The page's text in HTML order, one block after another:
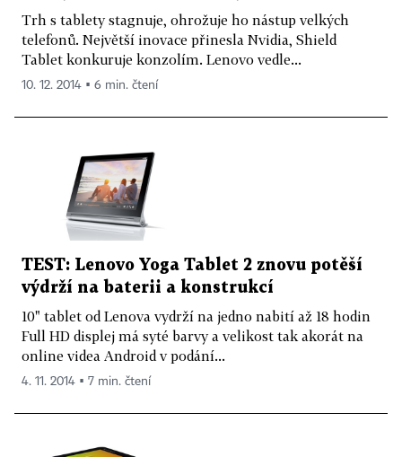
Trh s tablety stagnuje, ohrožuje ho nástup velkých
telefonů. Největší inovace přinesla Nvidia, Shield
Tablet konkuruje konzolím. Lenovo vedle...
10. 12. 2014 ▪ 6 min. čtení
TEST: Lenovo Yoga Tablet 2 znovu potěší
výdrží na baterii a konstrukcí
10" tablet od Lenova vydrží na jedno nabití až 18 hodin
Full HD displej má syté barvy a velikost tak akorát na
online videa Android v podání...
4. 11. 2014 ▪ 7 min. čtení